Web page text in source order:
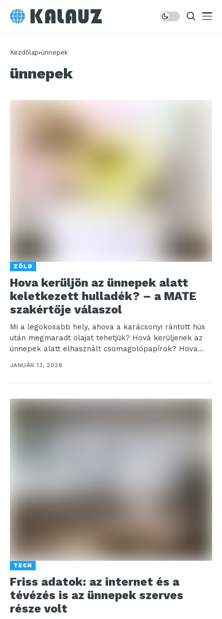
Kezdőlap ünnepek
ünnepek
ZÖLD
Hova kerüljön az ünnepek alatt
keletkezett hulladék? – a MATE
szakértője válaszol
Mi a legokosabb hely, ahova a karácsonyi rántott hús
után megmaradt olajat tehetjük? Hová kerüljenek az
ünnepek alatt elhasznált csomagolópapírok? Hova
dobjuk a...
JANUÁR 13, 2026
TECH
Friss adatok: az internet és a
tévézés is az ünnepek szerves
része volt